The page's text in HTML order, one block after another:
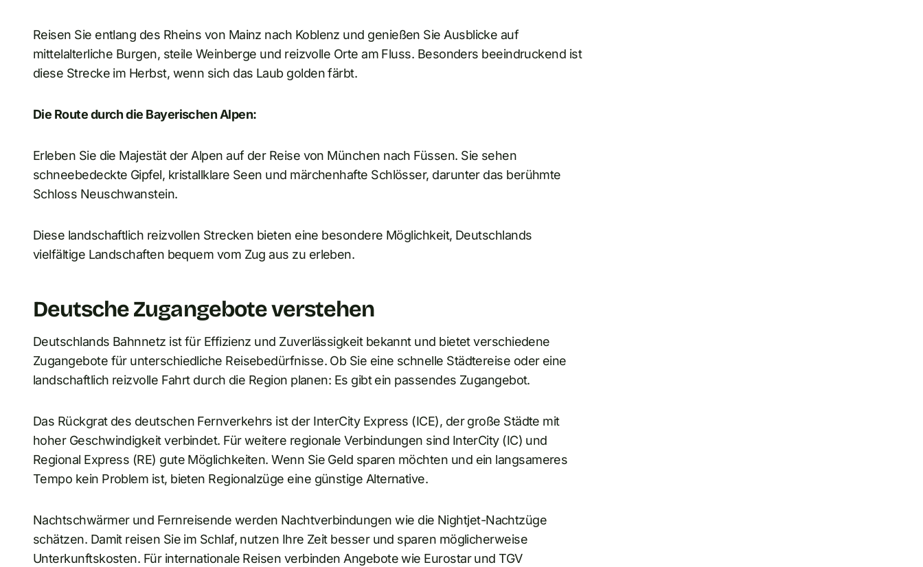
Reisen Sie entlang des Rheins von Mainz nach Koblenz und genießen Sie Ausblicke auf
mittelalterliche Burgen, steile Weinberge und reizvolle Orte am Fluss. Besonders beeindruckend ist
diese Strecke im Herbst, wenn sich das Laub golden färbt.
Die Route durch die Bayerischen Alpen:
Erleben Sie die Majestät der Alpen auf der Reise von München nach Füssen. Sie sehen
schneebedeckte Gipfel, kristallklare Seen und märchenhafte Schlösser, darunter das berühmte
Schloss Neuschwanstein.
Diese landschaftlich reizvollen Strecken bieten eine besondere Möglichkeit, Deutschlands
vielfältige Landschaften bequem vom Zug aus zu erleben.
Deutsche Zugangebote verstehen
Deutschlands Bahnnetz ist für Effizienz und Zuverlässigkeit bekannt und bietet verschiedene
Zugangebote für unterschiedliche Reisebedürfnisse. Ob Sie eine schnelle Städtereise oder eine
landschaftlich reizvolle Fahrt durch die Region planen: Es gibt ein passendes Zugangebot.
Das Rückgrat des deutschen Fernverkehrs ist der InterCity Express (ICE), der große Städte mit
hoher Geschwindigkeit verbindet. Für weitere regionale Verbindungen sind InterCity (IC) und
Regional Express (RE) gute Möglichkeiten. Wenn Sie Geld sparen möchten und ein langsameres
Tempo kein Problem ist, bieten Regionalzüge eine günstige Alternative.
Nachtschwärmer und Fernreisende werden Nachtverbindungen wie die Nightjet-Nachtzüge
schätzen. Damit reisen Sie im Schlaf, nutzen Ihre Zeit besser und sparen möglicherweise
Unterkunftskosten. Für internationale Reisen verbinden Angebote wie Eurostar und TGV